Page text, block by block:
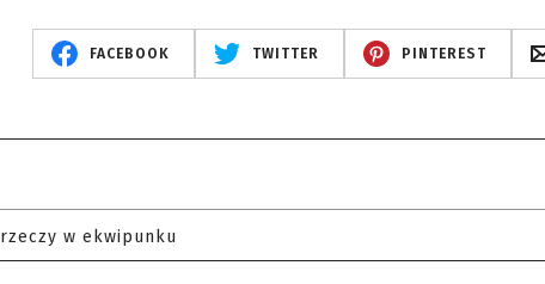
FACEBOOK TWITTER PINTEREST
rzeczy w ekwipunku